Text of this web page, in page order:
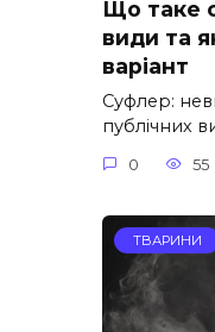
Що таке
види та
варіант
Суфлер:
публічних
0 55
ТВАРИНИ